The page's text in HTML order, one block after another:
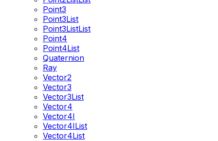
Point3
Point3List
Point3ListList
Point4
Point4List
Quaternion
Ray
Vector2
Vector3
Vector3List
Vector4
Vector4I
Vector4IList
Vector4List